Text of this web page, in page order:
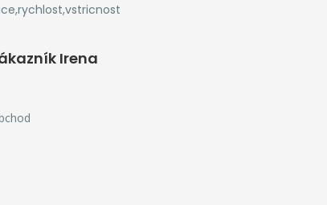
Irena